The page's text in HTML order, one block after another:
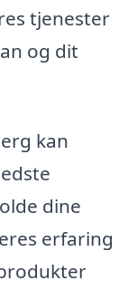
tjenester
og dit
kan
dine
erfaring